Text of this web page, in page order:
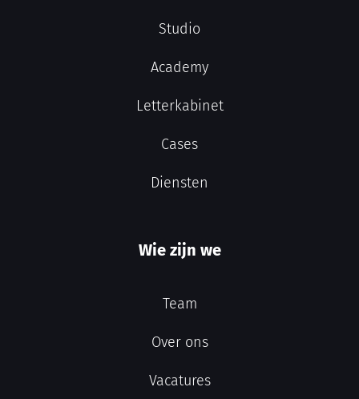
Studio
Academy
Letterkabinet
Cases
Diensten
Wie zijn we
Team
Over ons
Vacatures